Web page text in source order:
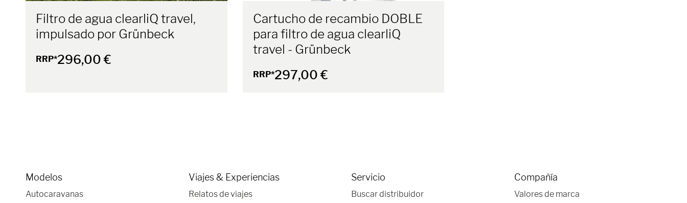
Filtro de agua clearliQ travel,
impulsado por Grünbeck
RRP*296,00 €
Cartucho de recambio DOBLE
para filtro de agua clearliQ
travel - Grünbeck
RRP*297,00 €
Modelos
Autocaravanas
Viajes & Experiencias
Relatos de viajes
Servicio
Buscar distribuidor
Compañía
Valores de marca